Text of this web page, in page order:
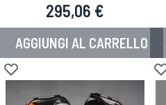
295,06 €
AGGIUNGI AL CARRELLO
Aggiungi alla lista desideri